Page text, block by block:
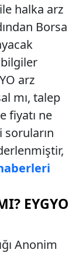
halka arz
Borsa
arz
mı, talep
fiyatı ne
soruların
EYGYO
Anonim